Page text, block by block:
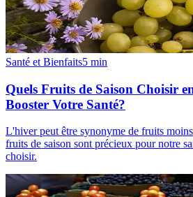
Santé et Bienfaits5 min
Quels Fruits de Saison Choisir
Booster Votre Santé?
L'hiver peut être synonyme de fruits
fruits de saison sont précieux pour notre
choisir.